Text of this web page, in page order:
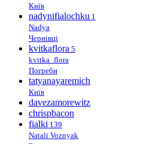
Київ
nadynifialochku 1
Nadya
Чернівці
kvitkaflora 5
kvitka_flora
Погреби
tatyanayaremich
Київ
davezamorewitz
chrispbacon
fialki 139
Natali Voznyak